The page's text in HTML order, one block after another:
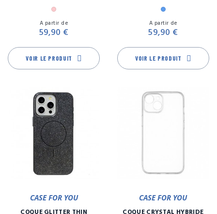
Rose
A partir de
59,90 €
VOIR LE PRODUIT
Bleu
A partir de
59,90 €
VOIR LE PRODUIT
CASE FOR YOU
COQUE GLITTER THIN
CASE FOR YOU
COQUE CRYSTAL HYBRIDE